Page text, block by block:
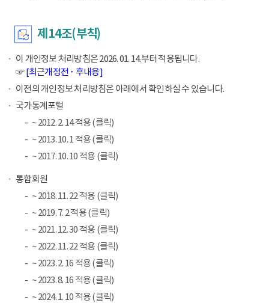
제14조(부칙)
이 개인정보 처리방침은 2026. 01. 14.부터 적용됩니다.
☞[최근개정전 ･ 후내용]
이전의 개인정보 처리방침은 아래에서 확인하실 수 있습니다.
국가통계포털
~ 2012. 2. 14 적용 (클릭)
~ 2013. 10. 1 적용 (클릭)
~ 2017. 10. 10 적용 (클릭)
통합회원
~ 2018. 11. 22 적용 (클릭)
~ 2019. 7. 2 적용 (클릭)
~ 2021. 12. 30 적용 (클릭)
~ 2022. 11. 22 적용 (클릭)
~ 2023. 2. 16 적용 (클릭)
~ 2023. 8. 16 적용 (클릭)
~ 2024. 1. 10 적용 (클릭)